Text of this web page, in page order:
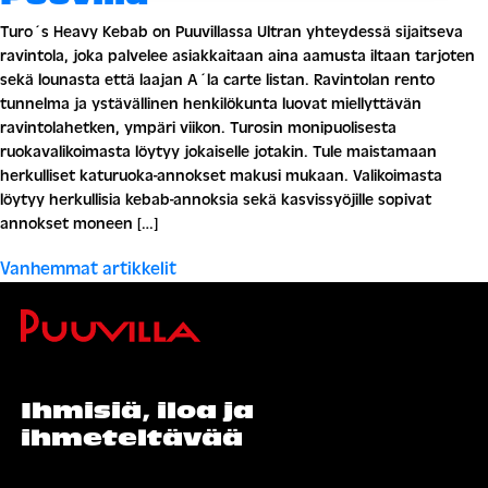
Turo´s Heavy Kebab on Puuvillassa Ultran yhteydessä sijaitseva
ravintola, joka palvelee asiakkaitaan aina aamusta iltaan tarjoten
sekä lounasta että laajan A´la carte listan. Ravintolan rento
tunnelma ja ystävällinen henkilökunta luovat miellyttävän
ravintolahetken, ympäri viikon. Turosin monipuolisesta
ruokavalikoimasta löytyy jokaiselle jotakin. Tule maistamaan
herkulliset katuruoka-annokset makusi mukaan. Valikoimasta
löytyy herkullisia kebab-annoksia sekä kasvissyöjille sopivat
annokset moneen […]
Artikkelien
Vanhemmat artikkelit
Ihmisiä, iloa ja
ihmeteltävää